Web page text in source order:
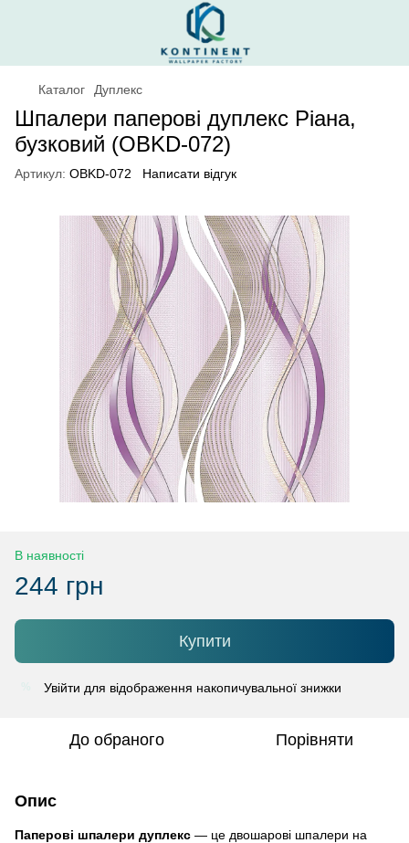
Каталог Дуплекс
Шпалери паперові дуплекс Ріана,
бузковий (OBKD-072)
Артикул: OBKD-072 Написати відгук
В наявності
244 грн
Купити
Увійти для відображення накопичувальної знижки
До обраного Порівняти
Опис
Паперові шпалери дуплекс — це двошарові шпалери на